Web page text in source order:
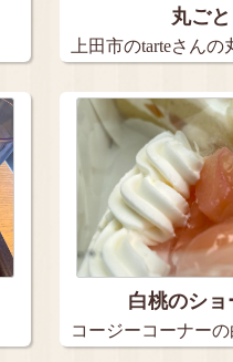
丸ご
上田市のtarteさんの
白桃のシ
コージーコーナー